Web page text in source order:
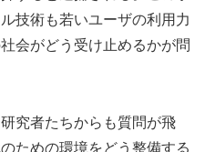
技術も若いユーザの利用力
会がどう受け止めるかが問
究者たちからも質問が飛
ための環境をどう整備する